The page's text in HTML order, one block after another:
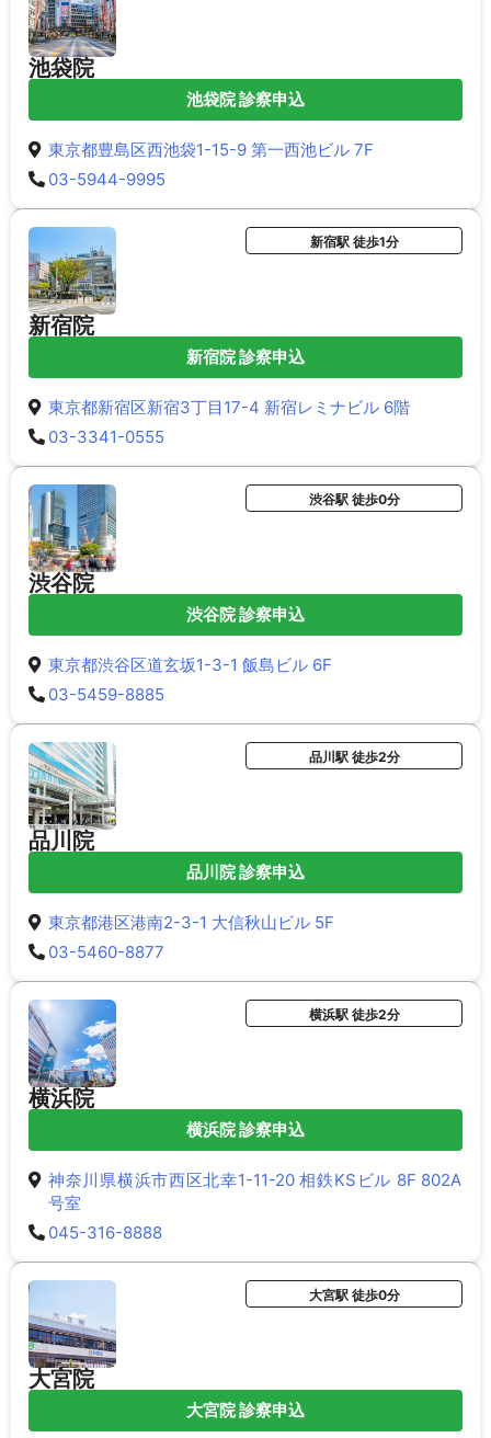
池袋院
池袋院 診察申込
東京都豊島区西池袋1-15-9 第一西池ビル 7F
03-5944-9995
新宿院
新宿駅 徒歩1分
新宿院 診察申込
東京都新宿区新宿3丁目17-4 新宿レミナビル 6階
03-3341-0555
渋谷院
渋谷駅 徒歩0分
渋谷院 診察申込
東京都渋谷区道玄坂1-3-1 飯島ビル 6F
03-5459-8885
品川院
品川駅 徒歩2分
品川院 診察申込
東京都港区港南2-3-1 大信秋山ビル 5F
03-5460-8877
横浜院
横浜駅 徒歩2分
横浜院 診察申込
神奈川県横浜市西区北幸1-11-20 相鉄KSビル 8F 802A
号室
045-316-8888
大宮院
大宮駅 徒歩0分
大宮院 診察申込